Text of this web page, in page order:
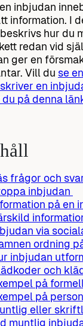
inbjudan
information. I
hur du
redan vid
ger en
Vill du se
en
på denna
frågor och
inbjudan
på en
via
ordning
inbjudan
och
på
på
eller
muntlig